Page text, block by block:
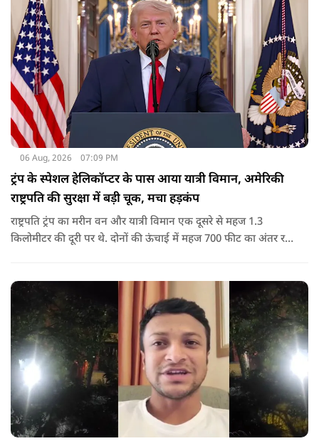
06 Aug, 2026 07:09 PM
ट्रंप के स्पेशल हेलिकॉप्टर के पास आया यात्री विमान, अमेरिकी
राष्ट्रपति की सुरक्षा में बड़ी चूक, मचा हड़कंप
राष्ट्रपति ट्रंप का मरीन वन और यात्री विमान एक दूसरे से महज 1.3
किलोमीटर की दूरी पर थे. दोनों की ऊंचाई में महज 700 फीट का अंतर रह